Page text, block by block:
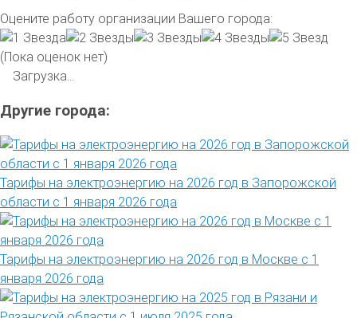
Оцените работу организации Вашего города:
(Пока оценок нет)
Загрузка...
Другие города:
Тарифы на электроэнергию на 2026 год в Запорожской
области с 1 января 2026 года
Тарифы на электроэнергию на 2026 год в Москве с 1
января 2026 года